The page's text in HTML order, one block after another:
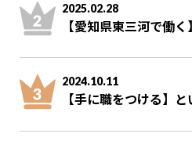
2025.02.28
【愛知県東三河で働
2024.10.11
【手に職をつける】